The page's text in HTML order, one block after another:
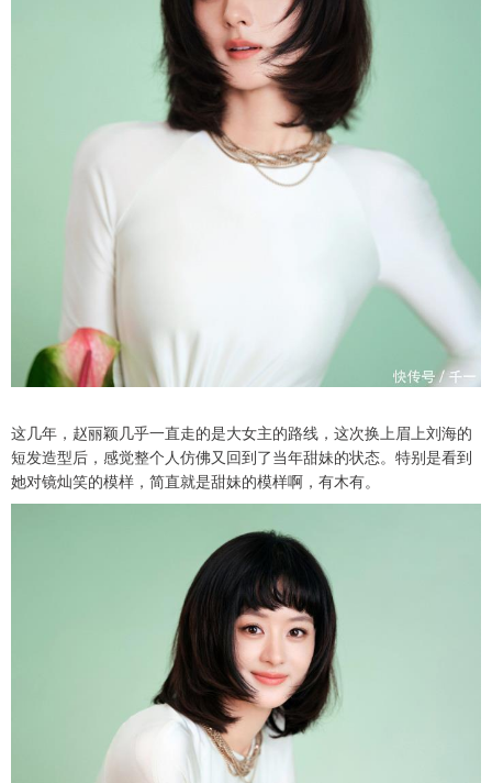
这几年，赵丽颖几乎一直走的是大女主的路线，这次换上眉上刘海的
短发造型后，感觉整个人仿佛又回到了当年甜妹的状态。特别是看到
她对镜灿笑的模样，简直就是甜妹的模样啊，有木有。